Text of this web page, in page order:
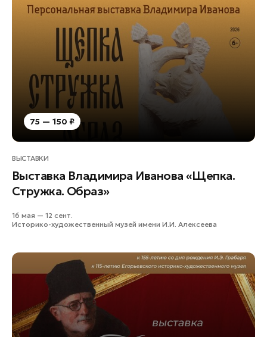
75 — 150 ₽
ВЫСТАВКИ
Выставка Владимира Иванова «Щепка.
Стружка. Образ»
16 мая — 12 сент.
Историко-художественный музей имени И.И. Алексеева